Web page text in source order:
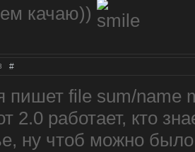
качаю))
#
пишет file sum/name
2.0 работает, кто
ну чтоб можно